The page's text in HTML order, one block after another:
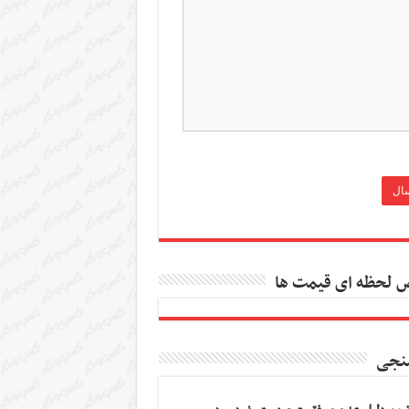
لحظه ای قیمت ها